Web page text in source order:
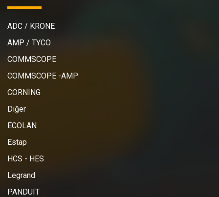
ADC / KRONE
AMP / TYCO
COMMSCOPE
COMMSCOPE -AMP
CORNING
Diğer
ECOLAN
Estap
HCS - HES
Legrand
PANDUIT